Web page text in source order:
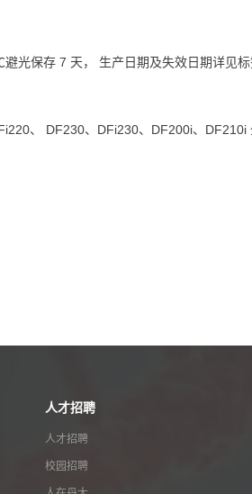
保存 7 天， 生产日期及失效日期详见标
、 DF230、DFi230、DF200i、DF210i
人才招聘
人才招聘
校园招聘